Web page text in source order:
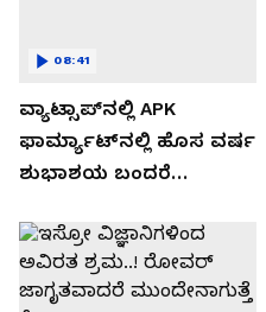
ವ್ಯಾಟ್ಸಾಪ್‌ನಲ್ಲಿ APK
ಫಾರ್ಮ್ಯಾಟ್‌ನಲ್ಲಿ ಹೊಸ ವರ್ಷ
ಶುಭಾಶಯ ಬಂದರೆ
08:41